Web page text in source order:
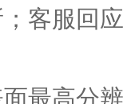
客服回
最高分